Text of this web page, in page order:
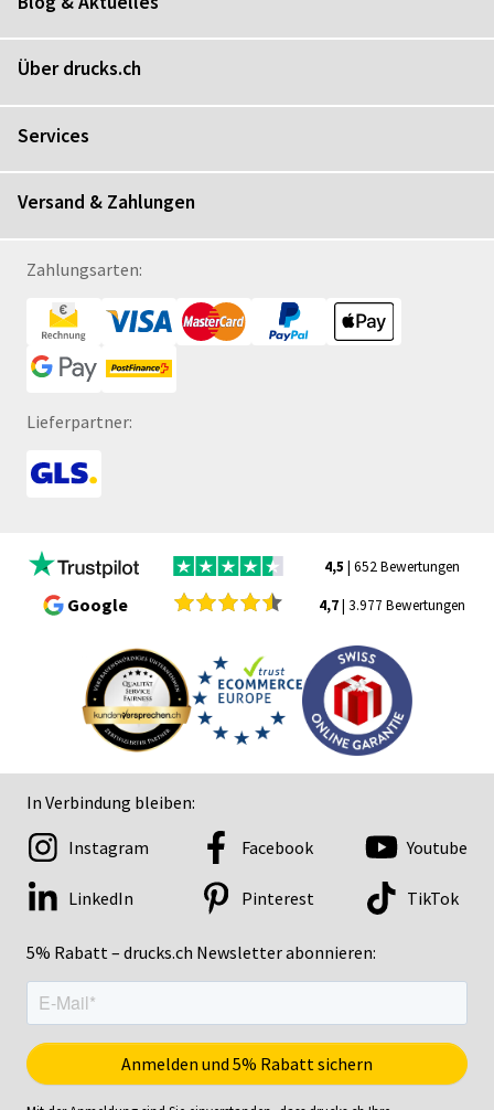
Über drucks.ch
Services
Versand & Zahlungen
Zahlungsarten:
Lieferpartner:
4,5 | 652 Bewertungen
Google 4,7| 3.977 Bewertungen
In Verbindung bleiben:
5% Rabatt – drucks.ch Newsletter abonnieren:
Instagram Facebook Youtube
LinkedIn Pinterest TikTok